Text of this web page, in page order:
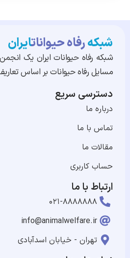
شبکهرفاه حیواناتایران
شبکه رفاه حیوانات ایران یک
مسایل رفاه حیوانات بر اساس
دسترسی سریع
درباره ما
تماس با ما
مقالات ما
حساب کاربری
ارتباط با ما
۰۲۱-۸۸۸۸۸۸۸
info@animalwelfare.ir
تهران - خیابان اسدآبادی